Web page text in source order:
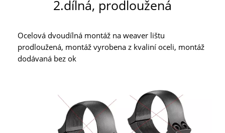
2.dílná, prodloužená
Ocelová dvoudílná montáž na weaver lištu
prodloužená, montáž vyrobena z kvaliní oceli, montáž
dodávaná bez ok